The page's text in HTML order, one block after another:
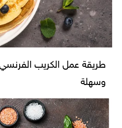
طريقة عمل الكريب
وسهلة